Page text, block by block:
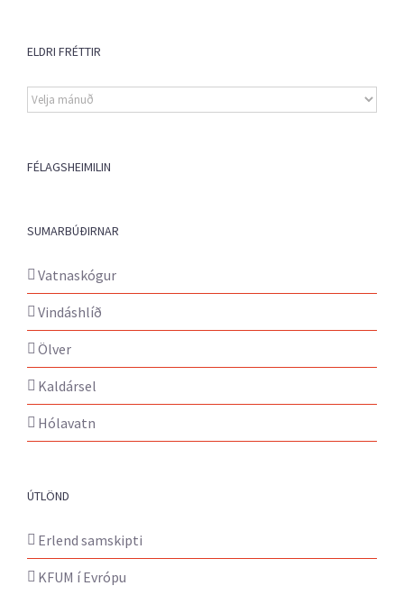
ELDRI FRÉTTIR
Eldri
fréttir
FÉLAGSHEIMILIN
SUMARBÚÐIRNAR
Vatnaskógur
Vindáshlíð
Ölver
Kaldársel
Hólavatn
ÚTLÖND
Erlend samskipti
KFUM í Evrópu